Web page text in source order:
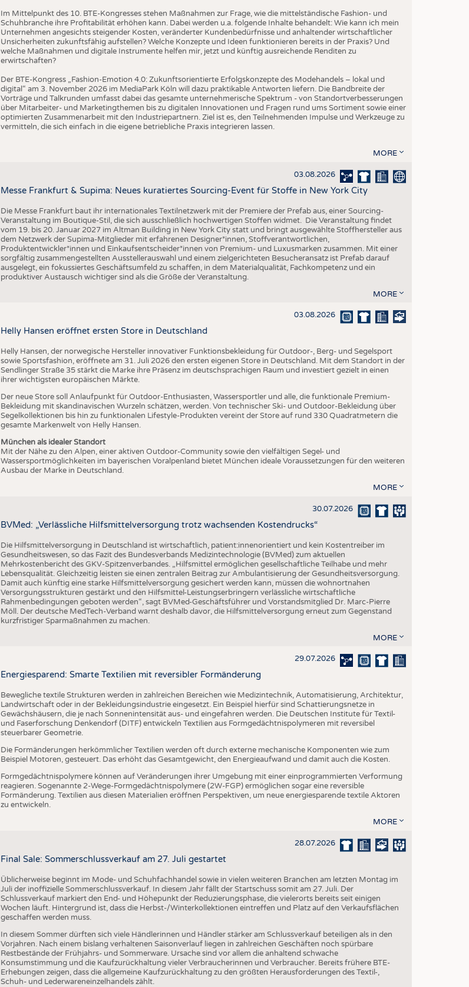
UNTERNEHMEN
AUSSCHREIBUNGEN
DTV AUSSCHREIBUNGSDIENST
STATISTICS
TERMINE
BRANCHENTERMINE
Im Mittelpunkt des 10. BTE-Kongresses stehen Maßnahmen zur Frage, wie die mittelständische Fashion- und
Schuhbranche ihre Profitabilität erhöhen kann. Dabei werden u.a. folgende Inhalte behandelt: Wie kann ich mein
Unternehmen angesichts steigender Kosten, veränderter Kundenbedürfnisse und anhaltender wirtschaftlicher
Unsicherheiten zukunftsfähig aufstellen? Welche Konzepte und Ideen funktionieren bereits in der Praxis? Und
welche Maßnahmen und digitale Instrumente helfen mir, jetzt und künftig ausreichende Renditen zu
erwirtschaften?
Der BTE-Kongress „Fashion-Emotion 4.0: Zukunftsorientierte Erfolgskonzepte des Modehandels – lokal und
digital“ am 3. November 2026 im MediaPark Köln will dazu praktikable Antworten liefern. Die Bandbreite der
Vorträge und Talkrunden umfasst dabei das gesamte unternehmerische Spektrum - von Standortverbesserungen
über Mitarbeiter- und Marketingthemen bis zu digitalen Innovationen und Fragen rund ums Sortiment sowie einer
optimierten Zusammenarbeit mit den Industriepartnern. Ziel ist es, den Teilnehmenden Impulse und Werkzeuge zu
vermitteln, die sich einfach in die eigene betriebliche Praxis integrieren lassen.
MORE
03.08.2026
Messe Frankfurt & Supima: Neues kuratiertes Sourcing-Event für Stoffe in New York City
Die Messe Frankfurt baut ihr internationales Textilnetzwerk mit der Premiere der Prefab aus, einer Sourcing-
Veranstaltung im Boutique-Stil, die sich ausschließlich hochwertigen Stoffen widmet. Die Veranstaltung findet
vom 19. bis 20. Januar 2027 im Altman Building in New York City statt und bringt ausgewählte Stoffhersteller aus
dem Netzwerk der Supima-Mitglieder mit erfahrenen Designer*innen, Stoffverantwortlichen,
Produktentwickler*innen und Einkaufsentscheider*innen von Premium- und Luxusmarken zusammen. Mit einer
sorgfältig zusammengestellten Ausstellerauswahl und einem zielgerichteten Besucheransatz ist Prefab darauf
ausgelegt, ein fokussiertes Geschäftsumfeld zu schaffen, in dem Materialqualität, Fachkompetenz und ein
produktiver Austausch wichtiger sind als die Größe der Veranstaltung.
MORE
03.08.2026
Helly Hansen eröffnet ersten Store in Deutschland
Helly Hansen, der norwegische Hersteller innovativer Funktionsbekleidung für Outdoor-, Berg- und Segelsport
sowie Sportsfashion, eröffnete am 31. Juli 2026 den ersten eigenen Store in Deutschland. Mit dem Standort in der
Sendlinger Straße 35 stärkt die Marke ihre Präsenz im deutschsprachigen Raum und investiert gezielt in einen
ihrer wichtigsten europäischen Märkte.
Der neue Store soll Anlaufpunkt für Outdoor-Enthusiasten, Wassersportler und alle, die funktionale Premium-
Bekleidung mit skandinavischen Wurzeln schätzen, werden. Von technischer Ski- und Outdoor-Bekleidung über
Segelkollektionen bis hin zu funktionalen Lifestyle-Produkten vereint der Store auf rund 330 Quadratmetern die
gesamte Markenwelt von Helly Hansen.
München als idealer Standort
Mit der Nähe zu den Alpen, einer aktiven Outdoor-Community sowie den vielfältigen Segel- und
Wassersportmöglichkeiten im bayerischen Voralpenland bietet München ideale Voraussetzungen für den weiteren
Ausbau der Marke in Deutschland.
MORE
30.07.2026
BVMed: „Verlässliche Hilfsmittelversorgung trotz wachsenden Kostendrucks“
Die Hilfsmittelversorgung in Deutschland ist wirtschaftlich, patient:innenorientiert und kein Kostentreiber im
Gesundheitswesen, so das Fazit des Bundesverbands Medizintechnologie (BVMed) zum aktuellen
Mehrkostenbericht des GKV-Spitzenverbandes. „Hilfsmittel ermöglichen gesellschaftliche Teilhabe und mehr
Lebensqualität. Gleichzeitig leisten sie einen zentralen Beitrag zur Ambulantisierung der Gesundheitsversorgung.
Damit auch künftig eine starke Hilfsmittelversorgung gesichert werden kann, müssen die wohnortnahen
Versorgungsstrukturen gestärkt und den Hilfsmittel-Leistungserbringern verlässliche wirtschaftliche
Rahmenbedingungen geboten werden“, sagt BVMed-Geschäftsführer und Vorstandsmitglied Dr. Marc-Pierre
Möll. Der deutsche MedTech-Verband warnt deshalb davor, die Hilfsmittelversorgung erneut zum Gegenstand
kurzfristiger Sparmaßnahmen zu machen.
MORE
29.07.2026
Energiesparend: Smarte Textilien mit reversibler Formänderung
Bewegliche textile Strukturen werden in zahlreichen Bereichen wie Medizintechnik, Automatisierung, Architektur,
Landwirtschaft oder in der Bekleidungsindustrie eingesetzt. Ein Beispiel hierfür sind Schattierungsnetze in
Gewächshäusern, die je nach Sonnenintensität aus- und eingefahren werden. Die Deutschen Institute für Textil-
und Faserforschung Denkendorf (DITF) entwickeln Textilien aus Formgedächtnispolymeren mit reversibel
steuerbarer Geometrie.
Die Formänderungen herkömmlicher Textilien werden oft durch externe mechanische Komponenten wie zum
Beispiel Motoren, gesteuert. Das erhöht das Gesamtgewicht, den Energieaufwand und damit auch die Kosten.
Formgedächtnispolymere können auf Veränderungen ihrer Umgebung mit einer einprogrammierten Verformung
reagieren. Sogenannte 2-Wege-Formgedächtnispolymere (2W-FGP) ermöglichen sogar eine reversible
Formänderung. Textilien aus diesen Materialien eröffnen Perspektiven, um neue energiesparende textile Aktoren
zu entwickeln.
MORE
28.07.2026
Final Sale: Sommerschlussverkauf am 27. Juli gestartet
Üblicherweise beginnt im Mode- und Schuhfachhandel sowie in vielen weiteren Branchen am letzten Montag im
Juli der inoffizielle Sommerschlussverkauf. In diesem Jahr fällt der Startschuss somit am 27. Juli. Der
Schlussverkauf markiert den End- und Höhepunkt der Reduzierungsphase, die vielerorts bereits seit einigen
Wochen läuft. Hintergrund ist, dass die Herbst-/Winterkollektionen eintreffen und Platz auf den Verkaufsflächen
geschaffen werden muss.
In diesem Sommer dürften sich viele Händlerinnen und Händler stärker am Schlussverkauf beteiligen als in den
Vorjahren. Nach einem bislang verhaltenen Saisonverlauf liegen in zahlreichen Geschäften noch spürbare
Restbestände der Frühjahrs- und Sommerware. Ursache sind vor allem die anhaltend schwache
Konsumstimmung und die Kaufzurückhaltung vieler Verbraucherinnen und Verbraucher. Bereits frühere BTE-
Erhebungen zeigen, dass die allgemeine Kaufzurückhaltung zu den größten Herausforderungen des Textil-,
Schuh- und Lederwareneinzelhandels zählt.